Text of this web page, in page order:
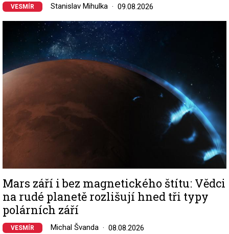
VESMÍR Stanislav Mihulka 09.08.2026
Image
Mars září i bez magnetického štítu: Vědci
na rudé planetě rozlišují hned tři typy
polárních září
VESMÍR Michal Švanda 08.08.2026